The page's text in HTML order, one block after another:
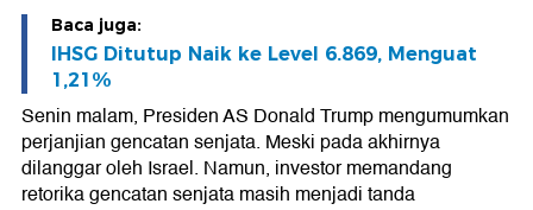
Baca juga:
IHSG Ditutup Naik ke Level 6.869, Menguat
1,21%
Senin malam, Presiden AS Donald Trump mengumumkan
perjanjian gencatan senjata. Meski pada akhirnya
dilanggar oleh Israel. Namun, investor memandang
retorika gencatan senjata masih menjadi tanda